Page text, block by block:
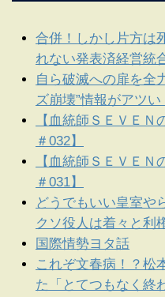
合併！しかし片方は
れない発表済経営統
自ら破滅への扉を全
ズ崩壊”情報がアツい
【血統師ＳＥＶＥ
＃032】
【血統師ＳＥＶＥ
＃031】
どうでもいい皇室や
クソ役人は着々と利
国際情勢ヨタ話
これぞ文春病！？松
た「とてつもなく終